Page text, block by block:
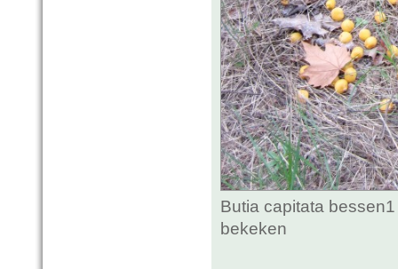
Butia capitata
bekeken